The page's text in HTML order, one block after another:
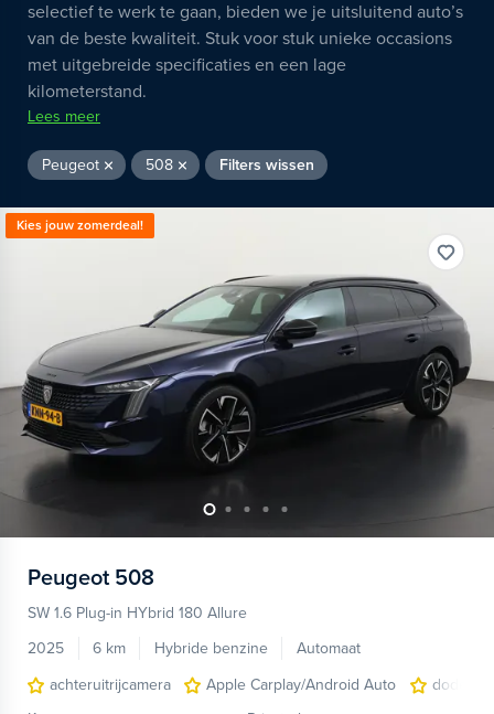
selectief te werk te gaan, bieden we je uitsluitend auto’s
van de beste kwaliteit. Stuk voor stuk unieke occasions
met uitgebreide specificaties en een lage
kilometerstand.
Lees meer
Peugeot 508 Filters wissen
Kies jouw zomerdeal!
Peugeot 508
SW 1.6 Plug-in HYbrid 180 Allure
2025
6 km Hybride benzine
Automaat
achteruitrijcamera
Apple Carplay/Android Auto